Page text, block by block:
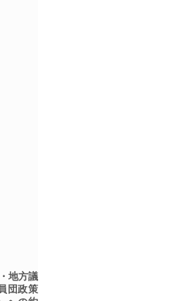
地方議
団政策